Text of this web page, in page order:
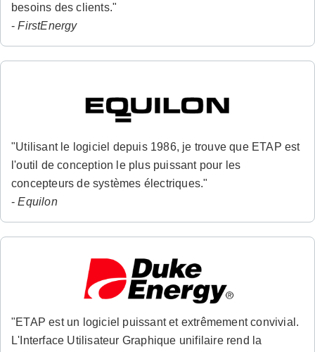
besoins des clients."
-FirstEnergy
"Utilisant le logiciel depuis 1986, je trouve que ETAP est
l'outil de conception le plus puissant pour les
concepteurs de systèmes électriques."
-Equilon
"ETAP est un logiciel puissant et extrêmement convivial.
L'Interface Utilisateur Graphique unifilaire rend la